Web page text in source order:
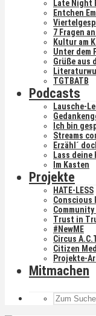
Late Night
Entchen
7 Fragen
Kultur am
Unter dem
Grüße aus
TGTBATB
Podcasts
Lausche-
Ich bin
Streams
Erzähl´
Lass deine
Im Kasten
Projekte
HATE-LESS
Conscious
Community
Trust in
#NewME
Circus
Citizen
Projekte-
Mitmachen